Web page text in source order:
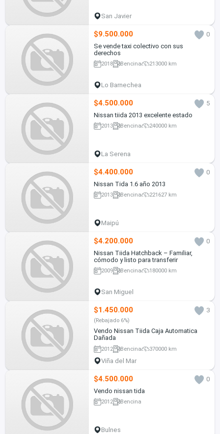
San Javier
$9.500.000
0
Se vende taxi colectivo con sus
derechos
2018 Bencina 213000 km
Lo Barnechea
$4.500.000
5
Nissan tiida 2013 excelente estado
2013 Bencina 240000 km
La Serena
$4.400.000
0
Nissan Tida 1.6 año 2013
2013 Bencina 221627 km
Maipú
$4.200.000
0
Nissan Tiida Hatchback – Familiar,
cómodo y listo para transferir
2009 Bencina 180000 km
San Miguel
$1.450.000 3
(Rebajado 6%)
Vendo Nissan Tiida Caja Automatica
Dañada
2012 Bencina 370000 km
Viña del Mar
$4.500.000
0
Vendo nissan tida
2012 Bencina
Bulnes